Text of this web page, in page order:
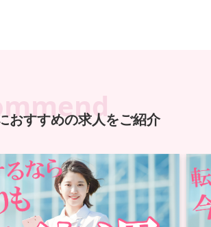
おすすめの求人をご紹介